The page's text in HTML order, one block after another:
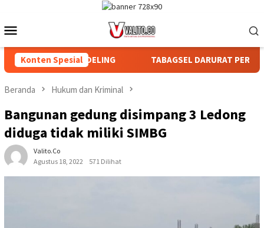
konten
Mobile
Konten Spesial
DAN AFDELING TABAGSEL DARURAT
Beranda Hukum dan Kriminal
Bangunan gedung disimpang 3 Ledong
diduga tidak miliki SIMBG
Valito.co
Agustus 18, 2022
571 Dilihat